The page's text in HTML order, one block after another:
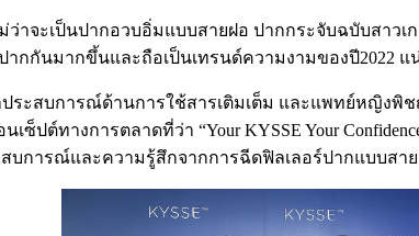
จะเป็นปากอวบอิ่มแบบสายฝอ ปากกระจับฉบับสาวเ
กกันมากขึ้นและถือเป็นเทรนด์ความงามของปี2022
สบการณ์ด้านการใช้สารเติมเต็ม และแพทย์หญิงพิช
ปต์ทางการตลาดที่ว่า “Your KYSSE Your
บการณ์และความรู้สึกจากการฉีดฟิลเลอร์ปากแบบสา